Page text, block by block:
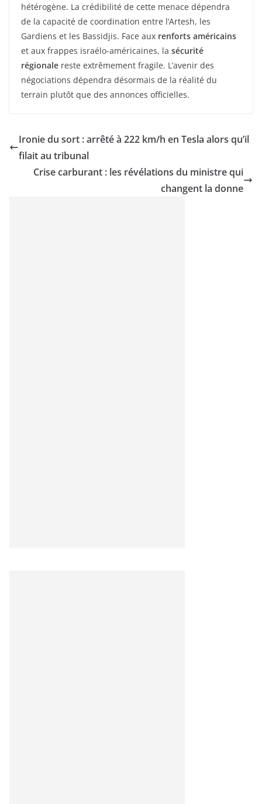
hétérogène. La crédibilité de cette menace dépendra
de la capacité de coordination entre l’Artesh, les
Gardiens et les Bassidjis. Face aux renforts américains
et aux frappes israélo-américaines, la sécurité
régionale reste extrêmement fragile. L’avenir des
négociations dépendra désormais de la réalité du
terrain plutôt que des annonces officielles.
Ironie du sort : arrêté à 222 km/h en Tesla alors qu’il
filait au tribunal
Crise carburant : les révélations du ministre qui
changent la donne